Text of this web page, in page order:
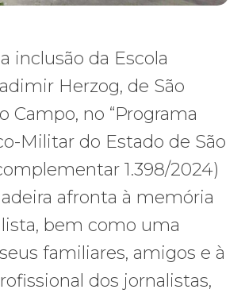
inclusão da Escola
Herzog, de São
Campo, no “Programa
Militar do Estado de São
1.398/2024)
afronta à memória
bem como uma
familiares, amigos e à
dos jornalistas,